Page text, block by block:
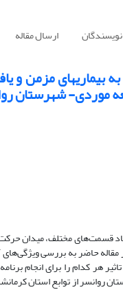
ارسال مقاله
بیماریهای مزمن و
موردی- شهرستان
قسمت‌های مختلف، میدان
حاضر به بررسی
هر کدام را برای انجام
از توابع استان